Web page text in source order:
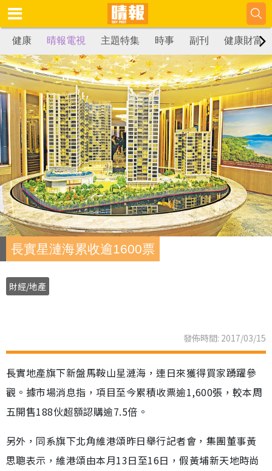
健康 晴報電視 主題特集 時事 副刊 健康財富
長實星漣海累收逾1600票
財經/地產
發佈時間: 2017/03/15
長實地產旗下新盤馬鞍山星漣海，連日來獲得買家踴躍參
觀。據市場消息指，項目至今累積收票逾1,600張，較本周
五開售188伙超額認購逾7.5倍。
另外，同系旗下北角維港頌昨日舉行記者會，集團董事黃
思聰表示，維港頌由本月13日至16日，假黃埔新天地時尚